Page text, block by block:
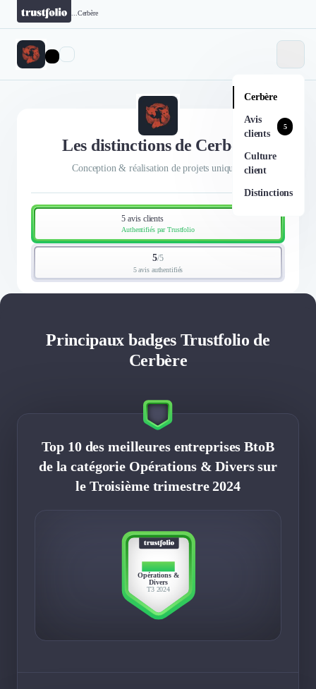
Cerbère
Cerbère
Avis
clients
5
Culture
client
Distinctions
Les distinctions de Cerbère
Conception & réalisation de projets uniques.
5 avis clients
Authentifiés par Trustfolio
5/5
5 avis authentifiés
Principaux badges Trustfolio de
Cerbère
Top 10 des meilleures entreprises BtoB
de la catégorie Opérations & Divers sur
le Troisième trimestre 2024
TOP 10
Opérations &
Divers
T3 2024